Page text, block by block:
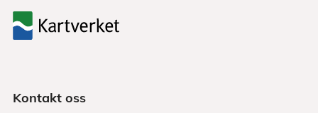
Kontakt oss